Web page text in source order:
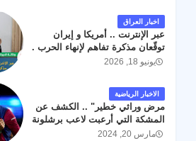
اخبار العراق
عبر الإنترنت .. أمريكا و إيران
توقّعان مذكرة تفاهم لإنهاء الحرب .
يونيو 18, 2026
الاخبار الرياضية
مرض وراثي خطير" .. الكشف عن
المشكة التي أرعبت لاعب برشلونة
جواو كانسيلو
مارس 20, 2024